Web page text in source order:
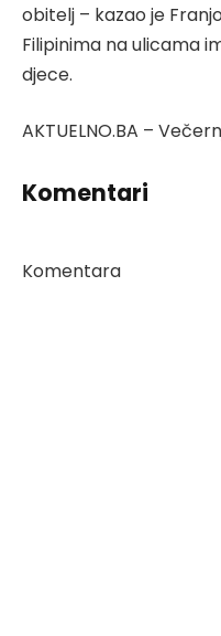
obitelj – kazao je
Filipinima na ulicama
djece.
AKTUELNO.BA –
Komentari
Komentara